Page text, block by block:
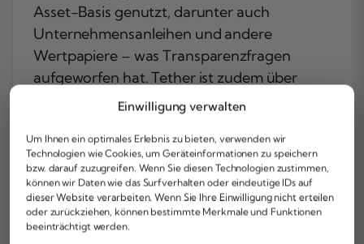
Einwilligung verwalten
Um Ihnen ein optimales Erlebnis zu bieten, verwenden wir
Technologien wie Cookies, um Geräteinformationen zu speichern
bzw. darauf zuzugreifen. Wenn Sie diesen Technologien zustimmen,
können wir Daten wie das Surfverhalten oder eindeutige IDs auf
dieser Website verarbeiten. Wenn Sie Ihre Einwilligung nicht erteilen
oder zurückziehen, können bestimmte Merkmale und Funktionen
beeinträchtigt werden.
Asset-Basis genutzt, darunter auch
Unternehmensanleihen und andere
Wertpapiere – was Transparenzfragen
aufgeworfen hat. Tether ist zudem über
Tether Ltd. offshore strukturiert, während
Paxos als US-reguliertes
Treuhandunternehmen direkt der
amerikanischen Finanzaufsicht untersteht.
Der Terra/UST-Kollaps 2022 ist hier das
Lehrbeispiel schlechthin. UST versuchte,